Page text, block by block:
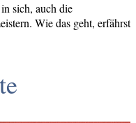
sich, auch die
Wie das geht, erfährst